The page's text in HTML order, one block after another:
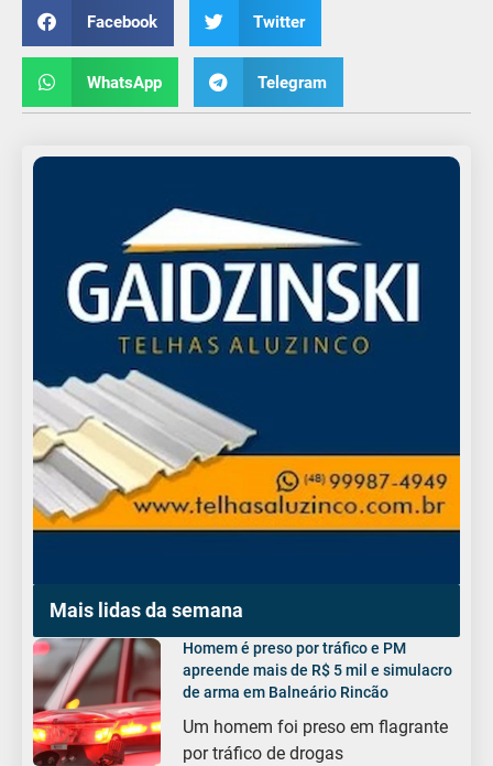
Facebook Twitter
WhatsApp Telegram
Mais lidas da semana
Homem é preso por tráfico e PM
apreende mais de R$ 5 mil e simulacro
de arma em Balneário Rincão
Um homem foi preso em flagrante
por tráfico de drogas